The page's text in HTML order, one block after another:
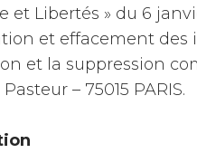
Libertés » du 6
et effacement
et la suppression
– 75015 PARIS.